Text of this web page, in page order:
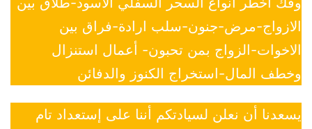
الازواج-مرض-جنون-سلب ارادة-فراق بين
الاخوات-الزواج بمن تحبون- أعمال استنزال
وخطف المال-استخراج الكنوز والدفائن
يسعدنا أن نعلن لسيادتكم أننا على إستعداد تام